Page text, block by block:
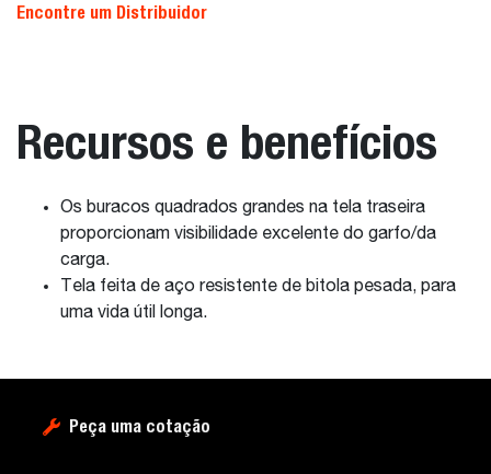
Encontre um Distribuidor
Recursos e benefícios
Os buracos quadrados grandes na tela traseira
proporcionam visibilidade excelente do garfo/da
carga.
Tela feita de aço resistente de bitola pesada, para
uma vida útil longa.
Peça uma cotação